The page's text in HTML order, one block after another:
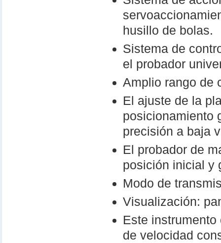
husillo de bolas.
Sistema de
el probador
Amplio rango de
El ajuste de la
posicionamiento
precisión a baja
El probador de
posición inicial y
Modo de
Visualización:
Este
de velocidad